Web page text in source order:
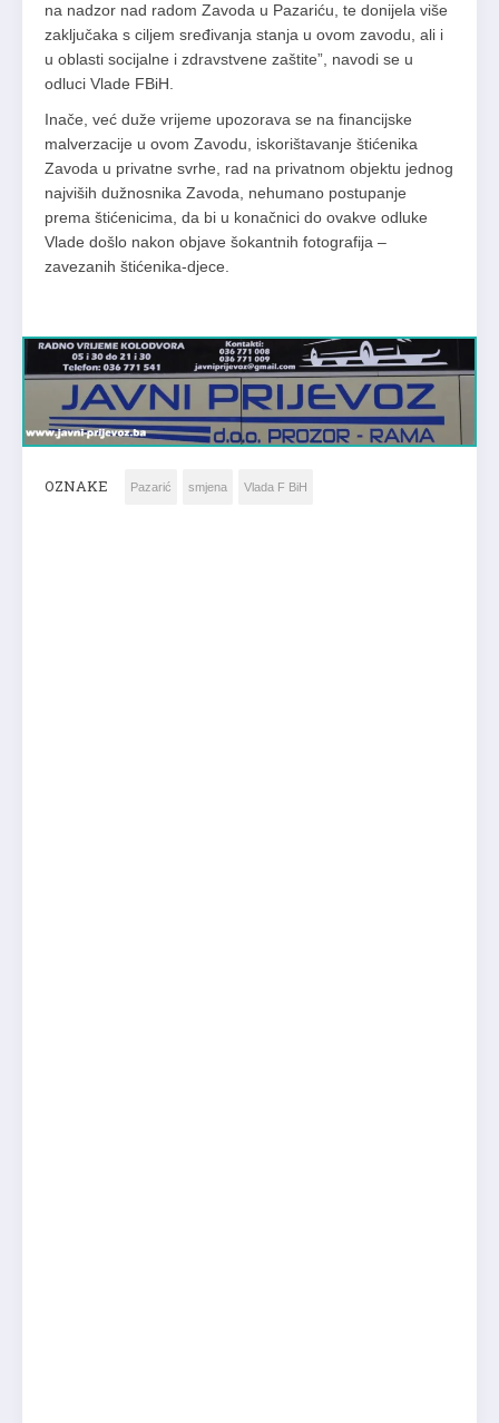
na nadzor nad radom Zavoda u Pazariću, te donijela više
zaključaka s ciljem sređivanja stanja u ovom zavodu, ali i
u oblasti socijalne i zdravstvene zaštite”, navodi se u
odluci Vlade FBiH.
Inače, već duže vrijeme upozorava se na financijske
malverzacije u ovom Zavodu, iskorištavanje štićenika
Zavoda u privatne svrhe, rad na privatnom objektu jednog
najviših dužnosnika Zavoda, nehumano postupanje
prema štićenicima, da bi u konačnici do ovakve odluke
Vlade došlo nakon objave šokantnih fotografija –
zavezanih štićenika-djece.
OZNAKE Pazarić smjena Vlada F BiH